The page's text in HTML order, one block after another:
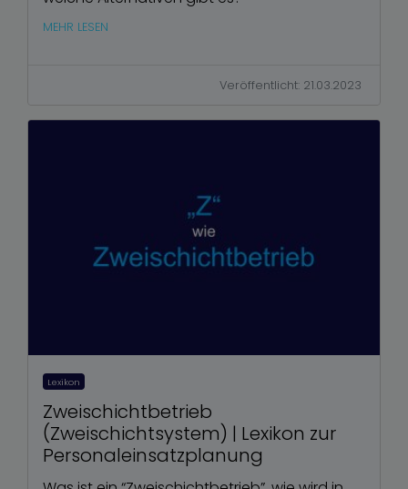
MEHR LESEN
Veröffentlicht: 21.03.2023
Lexikon
Zweischichtbetrieb
(Zweischichtsystem) | Lexikon zur
Personaleinsatzplanung